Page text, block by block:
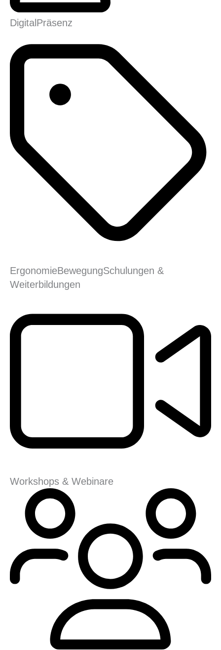
Digital Präsenz
ErgonomieBewegungSchulungen &
Weiterbildungen
Workshops & Webinare